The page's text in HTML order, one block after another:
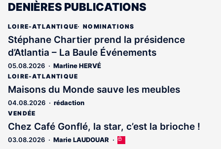
DENIÈRES PUBLICATIONS
LOIRE-ATLANTIQUE NOMINATIONS
Stéphane Chartier prend la présidence
d’Atlantia – La Baule Événements
05.08.2026 Marline HERVÉ
LOIRE-ATLANTIQUE
Maisons du Monde sauve les meubles
04.08.2026 rédaction
VENDÉE
Chez Café Gonflé, la star, c’est la brioche !
03.08.2026 Marie LAUDOUAR
Cet